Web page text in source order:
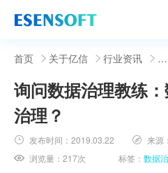
首页
睿治
解决方案
伙伴
首页 关于亿信 行业资讯
询问数据治理教练
治理？
发布时间：2019.03.22 来源
浏览量：217次 标签：数据